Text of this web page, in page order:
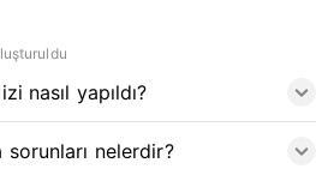
nasıl yapıldı?
nelerdir?